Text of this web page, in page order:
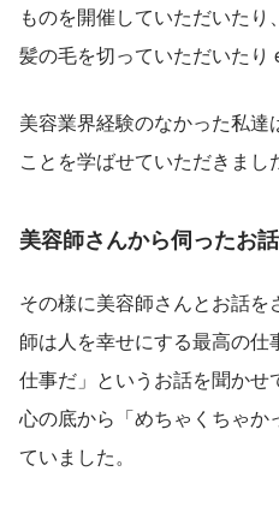
ものを開催していただいた
髪の毛を切っていただいたり
美容業界経験のなかった私
ことを学ばせていただきまし
美容師さんから伺ったお話
その様に美容師さんとお話
師は人を幸せにする最高の
仕事だ」というお話を聞かせ
心の底から「めちゃくちゃか
ていました。